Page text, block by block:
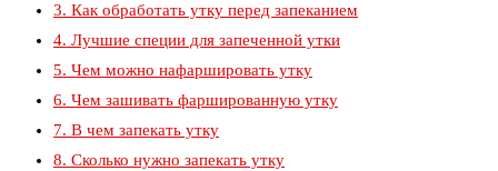
3. Как обработать утку перед запеканием
4. Лучшие специи для запеченной утки
5. Чем можно нафаршировать утку
6. Чем зашивать фаршированную утку
7. В чем запекать утку
8. Сколько нужно запекать утку